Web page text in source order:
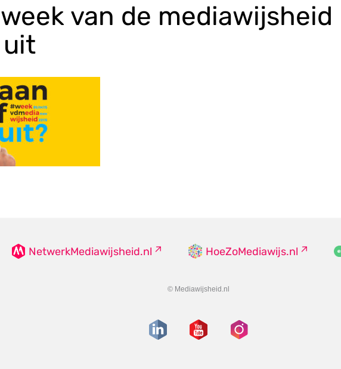
van de mediawijsheid
uit
NetwerkMediawijsheid.nl HoeZoMediawijs.nl
© Mediawijsheid.nl